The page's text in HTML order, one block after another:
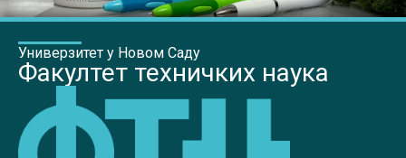
Универзитет у Новом Саду
Факултет техничких наука